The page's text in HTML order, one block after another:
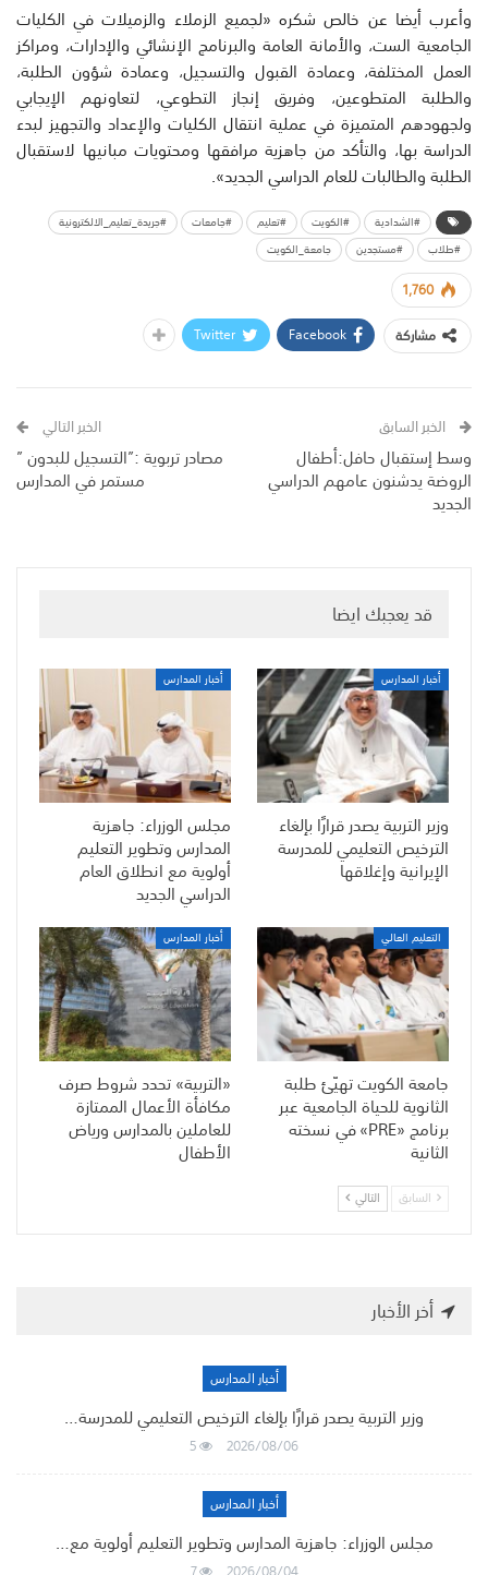
وأعرب أيضا عن خالص شكره «لجميع الزملاء والزميلات في الكليات
الجامعية الست، والأمانة العامة والبرنامج الإنشائي والإدارات، ومراكز
العمل المختلفة، وعمادة القبول والتسجيل، وعمادة شؤون الطلبة،
والطلبة المتطوعين، وفريق إنجاز التطوعي، لتعاونهم الإيجابي
ولجهودهم المتميزة في عملية انتقال الكليات والإعداد والتجهيز لبدء
الدراسة بها، والتأكد من جاهزية مرافقها ومحتويات مبانيها لاستقبال
الطلبة والطالبات للعام الدراسي الجديد».
#الشدادية #الكويت #تعليم #جامعات
#جريدة_تعليم_الالكترونية
#طلاب
#مستجدين جامعة_الكويت
1,760
مشاركة
Facebook
Twitter
الخبر السابق
وسط إستقبال حافل:أطفال
الروضة يدشنون عامهم الدراسي
الجديد
الخبر التالي
مصادر تربوية :”التسجيل للبدون ”
مستمر في المدارس
قد يعجبك ايضا
أخبار المدارس
وزير التربية يصدر قرارًا بإلغاء
الترخيص التعليمي للمدرسة
الإيرانية وإغلاقها
أخبار المدارس
مجلس الوزراء: جاهزية
المدارس وتطوير التعليم
أولوية مع انطلاق العام
الدراسي الجديد
التعليم العالي
جامعة الكويت تهيّئ طلبة
الثانوية للحياة الجامعية عبر
برنامج «PRE» في نسخته
الثانية
أخبار المدارس
«التربية» تحدد شروط صرف
مكافأة الأعمال الممتازة
للعاملين بالمدارس ورياض
الأطفال
السابق التالي
أخر الأخبار
أخبار المدارس
وزير التربية يصدر قرارًا بإلغاء الترخيص التعليمي للمدرسة…
2026/08/06
5
أخبار المدارس
مجلس الوزراء: جاهزية المدارس وتطوير التعليم أولوية مع…